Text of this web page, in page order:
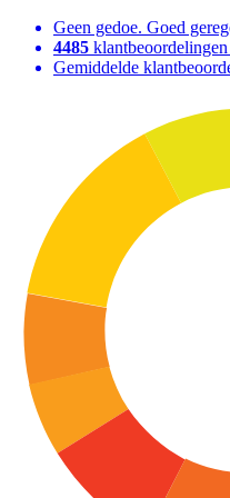
Geen gedoe. Goed
4485
Gemiddelde